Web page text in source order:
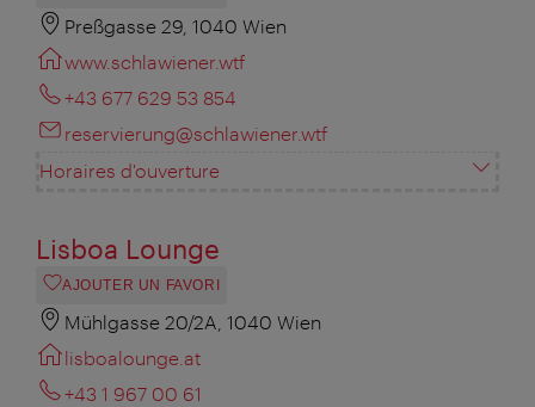
Preßgasse 29, 1040 Wien
www.schlawiener.wtf
+43 677 629 53 854
reservierung@schlawiener.wtf
Horaires d'ouverture
Lisboa Lounge
AJOUTER UN FAVORI
Mühlgasse 20/2A, 1040 Wien
lisboalounge.at
+43 1 967 00 61